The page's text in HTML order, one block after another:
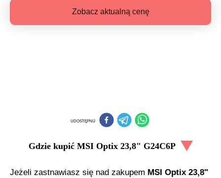
Zobacz aktualną cenę
UDOSTĘPNIJ
Gdzie kupić MSI Optix 23,8" G24C6P
Jeżeli zastnawiasz się nad zakupem MSI Optix 23,8"